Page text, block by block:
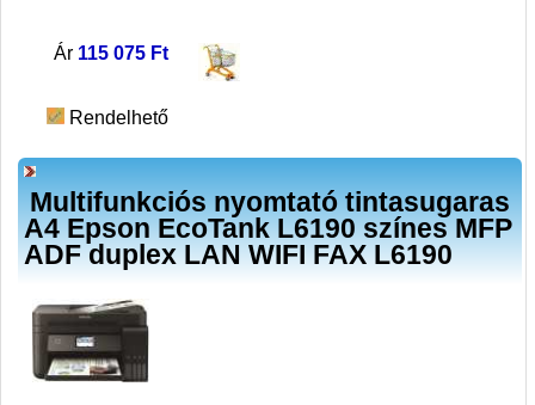
Ár 115 075 Ft
Rendelhető
Multifunkciós nyomtató tintasugaras
A4 Epson EcoTank L6190 színes MFP
ADF duplex LAN WIFI FAX L6190